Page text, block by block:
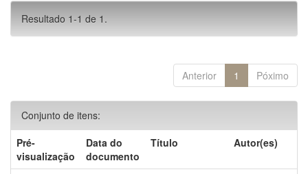
Resultado 1-1 de 1.
Anterior 1 Póximo
Conjunto de itens:
Pré-
visualização
Data do
documento
Título Autor(es)